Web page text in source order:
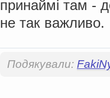
принаймі там -
не так важливо.
Подякували: